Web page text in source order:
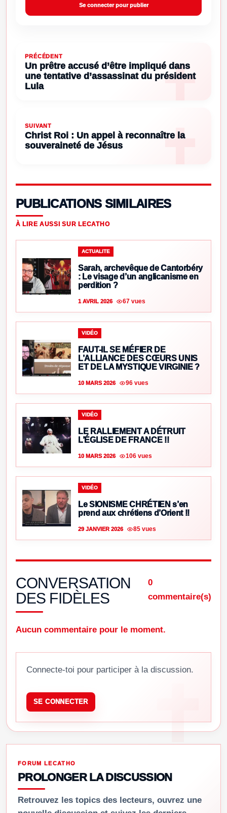
Se connecter pour publier
PRÉCÉDENT
Un prêtre accusé d’être impliqué dans
une tentative d’assassinat du président
Lula
SUIVANT
Christ Roi : Un appel à reconnaître la
souveraineté de Jésus
PUBLICATIONS SIMILAIRES
À LIRE AUSSI SUR LECATHO
ACTUALITE
Sarah, archevêque de Cantorbéry
: Le visage d’un anglicanisme en
perdition ?
1 AVRIL 2026 67 vues
VIDÉO
FAUT-IL SE MÉFIER DE
L’ALLIANCE DES CŒURS UNIS
ET DE LA MYSTIQUE VIRGINIE ?
10 MARS 2026 96 vues
VIDÉO
LE RALLIEMENT A DÉTRUIT
L’ÉGLISE DE FRANCE !!
10 MARS 2026 106 vues
VIDÉO
Le SIONISME CHRÉTIEN s’en
prend aux chrétiens d’Orient !!
29 JANVIER 2026 85 vues
CONVERSATION
DES FIDÈLES
0
commentaire(s)
Aucun commentaire pour le moment.
Connecte-toi pour participer à la discussion.
SE CONNECTER
FORUM LECATHO
PROLONGER LA DISCUSSION
Retrouvez les topics des lecteurs, ouvrez une